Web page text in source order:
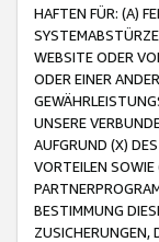
HAFTEN FÜR: (A)
WEBSITE ODER
ODER EINER
UNSERE
AUFGRUND (X)
VORTEILEN
BESTIMMUNG
ZUSICHERUNGEN,